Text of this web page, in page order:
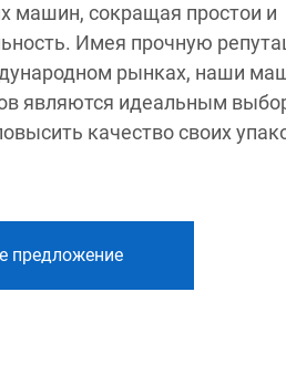
машин, сокращая простои и
Имея прочную
рынках, наши
являются идеальным
качество своих
предложение